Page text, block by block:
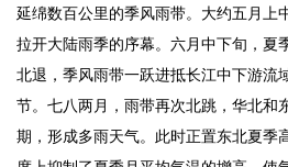
延绵数百公里的季风雨带。大约五月上
拉开大陆雨季的序幕。六月中下旬，夏
北退，季风雨带一跃进抵长江中下游流
节。七八两月，雨带再次北跳，华北和
期，形成多雨天气。此时正置东北夏季